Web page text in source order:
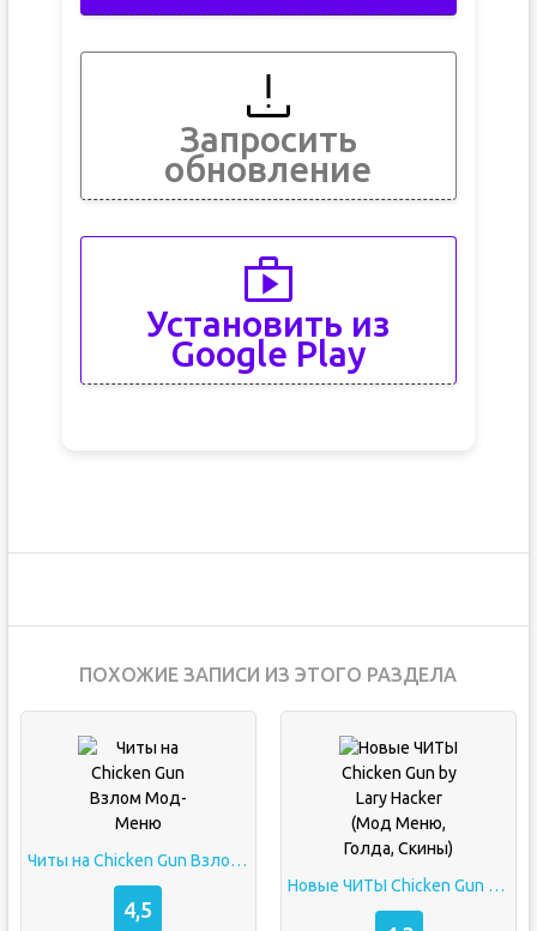
Запросить
обновление
Установить из
Google Play
ПОХОЖИЕ ЗАПИСИ ИЗ ЭТОГО РАЗДЕЛА
Читы на Chicken Gun Взлом Мод-Меню
4,5
Новые ЧИТЫ Chicken Gun by Lary Hacker (Мод Меню, Голда, Скины)